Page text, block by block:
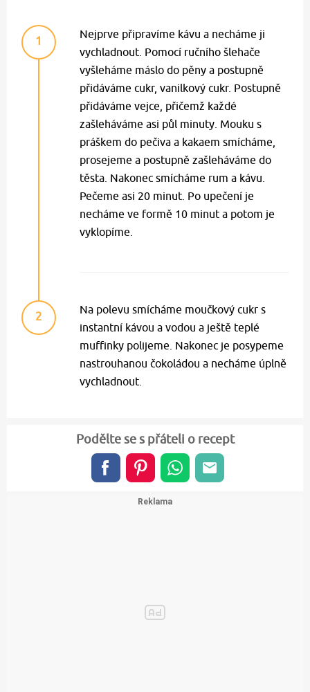
1
Nejprve připravíme kávu a necháme ji
vychladnout. Pomocí ručního šlehače
vyšleháme máslo do pěny a postupně
přidáváme cukr, vanilkový cukr. Postupně
přidáváme vejce, přičemž každé
zašleháváme asi půl minuty. Mouku s
práškem do pečiva a kakaem smícháme,
prosejeme a postupně zašleháváme do
těsta. Nakonec smícháme rum a kávu.
Pečeme asi 20 minut. Po upečení je
necháme ve formě 10 minut a potom je
vyklopíme.
2
Na polevu smícháme moučkový cukr s
instantní kávou a vodou a ještě teplé
muffinky polijeme. Nakonec je posypeme
nastrouhanou čokoládou a necháme úplně
vychladnout.
Podělte se s přáteli o recept